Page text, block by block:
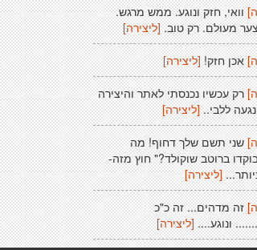
וואי, חזק ונוגע. ממש מרגש.
מעולם. רק טוב.[ליצירה]
אכן חזק! [ליצירה]
רק עכשיו נכנסתי לאתר והיצירה
ללבי.. [ליצירה]
שני תשם שלך דחוף! מה
ברוטב שוקולד?" חוץ מזה-
[ליצירה]
זה מדהים... זה כ"כ
ונוגע.... [ליצירה]